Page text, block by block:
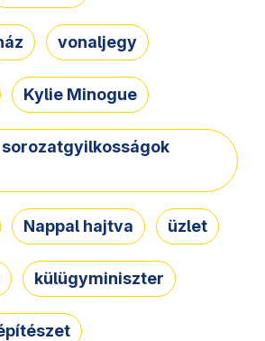
vonaljegy
Kylie Minogue
Nappal hajtva üzlet
külügyminiszter